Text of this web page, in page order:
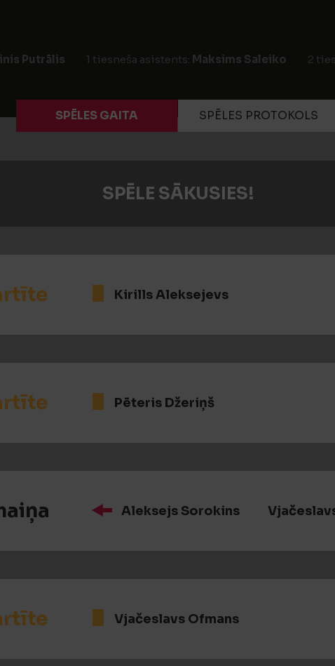
Putrālis 1 tiesneša asistents: Maksims Saleiko 2
SPĒLES GAITA SPĒLES PROTOKOLS
SPĒLE SĀKUSIES!
Kirills Aleksejevs
Pēteris Džeriņš
Aleksejs Sorokins
Vjačeslavs Ofmans